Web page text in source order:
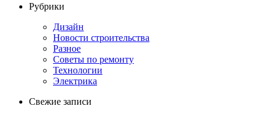
Рубрики
Дизайн
Новости строительства
Разное
Советы по ремонту
Технологии
Электрика
Свежие записи